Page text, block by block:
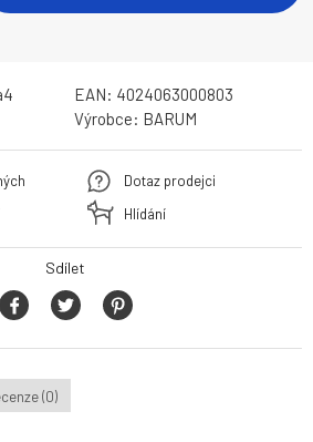
EAN: 4024063000803
Výrobce: BARUM
Dotaz prodejci
Hlídání
Sdílet
(0)